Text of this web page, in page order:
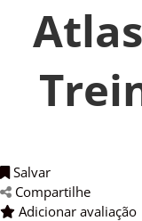
Salvar
Compartilhe
Adicionar avaliação